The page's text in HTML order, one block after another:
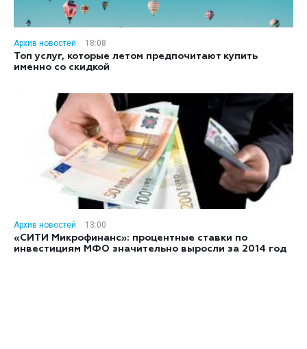
Архив новостей
18:08
Топ услуг, которые летом предпочитают купить
именно со скидкой
Архив новостей
13:00
«СИТИ Микрофинанс»: процентные ставки по
инвестициям МФО значительно выросли за 2014 год